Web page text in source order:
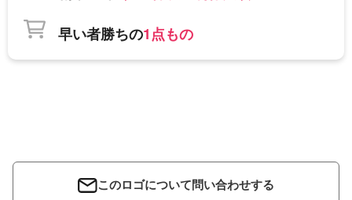
早い者勝ちの1点もの
このロゴについて問い合わせする